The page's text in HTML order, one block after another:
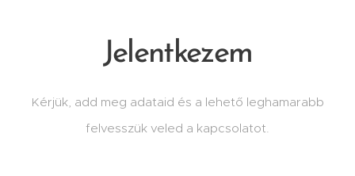
Jelentkezem
Kérjük, add meg adataid és a lehető leghamarabb
felvesszük veled a kapcsolatot.